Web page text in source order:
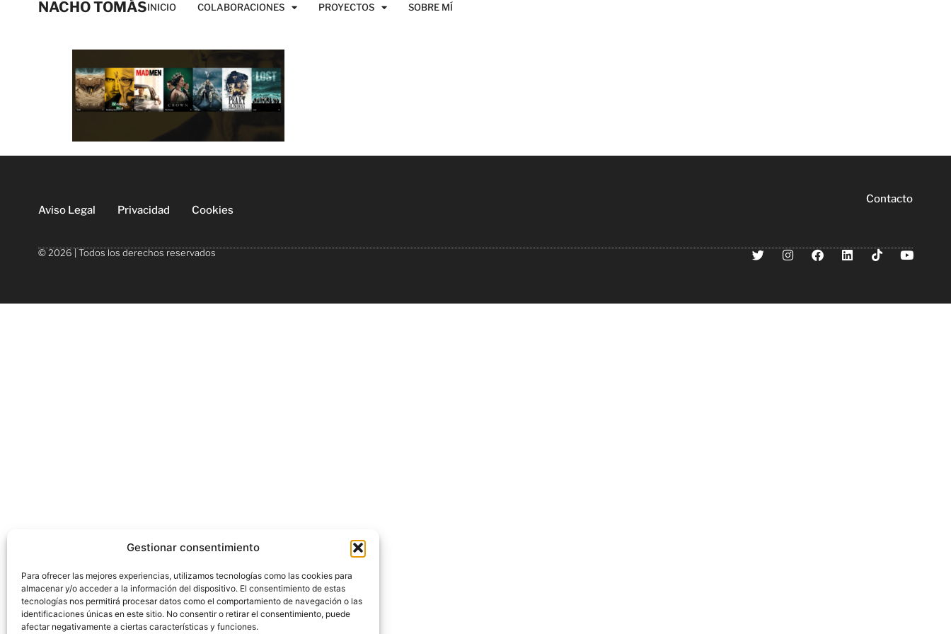
Gestionar consentimiento
Para ofrecer las mejores experiencias, utilizamos tecnologías como las cookies para
almacenar y/o acceder a la información del dispositivo. El consentimiento de estas
tecnologías nos permitirá procesar datos como el comportamiento de navegación o las
identificaciones únicas en este sitio. No consentir o retirar el consentimiento, puede
afectar negativamente a ciertas características y funciones.
NACHO TOMÁSINICIO COLABORACIONES PROYECTOS SOBRE MÍ
Aviso Legal Privacidad Cookies
Contacto
© 2026 | Todos los derechos reservados